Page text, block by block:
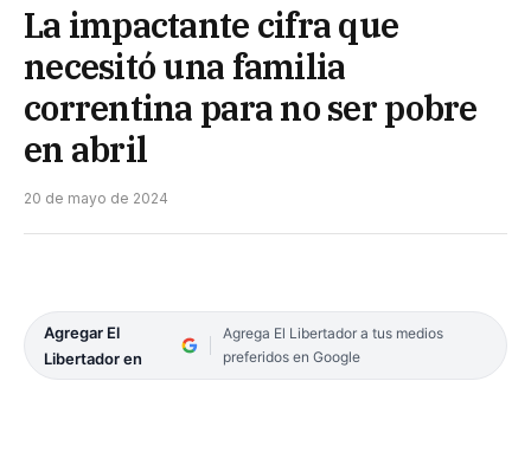
La impactante cifra que
necesitó una familia
correntina para no ser pobre
en abril
20 de mayo de 2024
Agregar El
Libertador en
Agrega El Libertador a tus medios
preferidos en Google